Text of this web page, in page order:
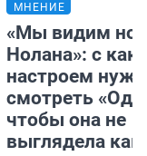
МНЕНИЕ
«Мы видим
Нолана»: с
настроем
смотреть
чтобы она не
выглядела как